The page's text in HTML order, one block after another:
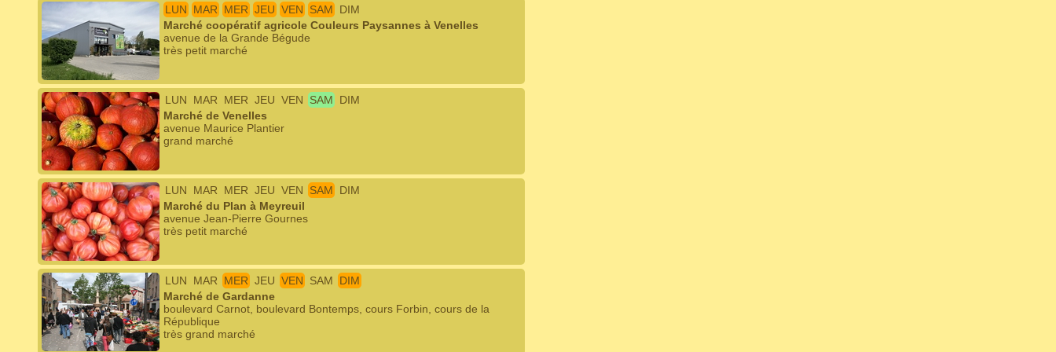
LUN MAR MER JEU VEN SAM
DIM
Marché coopératif agricole Couleurs Paysannes à Venelles
avenue de la Grande Bégude
très petit marché
LUN MAR MER JEU VEN SAM
DIM
Marché de Venelles
avenue Maurice Plantier
grand marché
LUN MAR MER JEU VEN SAM
DIM
Marché du Plan à Meyreuil
avenue Jean-Pierre Gournes
très petit marché
LUN MAR MER JEU VEN SAM
DIM
Marché de Gardanne
boulevard Carnot, boulevard Bontemps, cours Forbin, cours de la
République
très grand marché